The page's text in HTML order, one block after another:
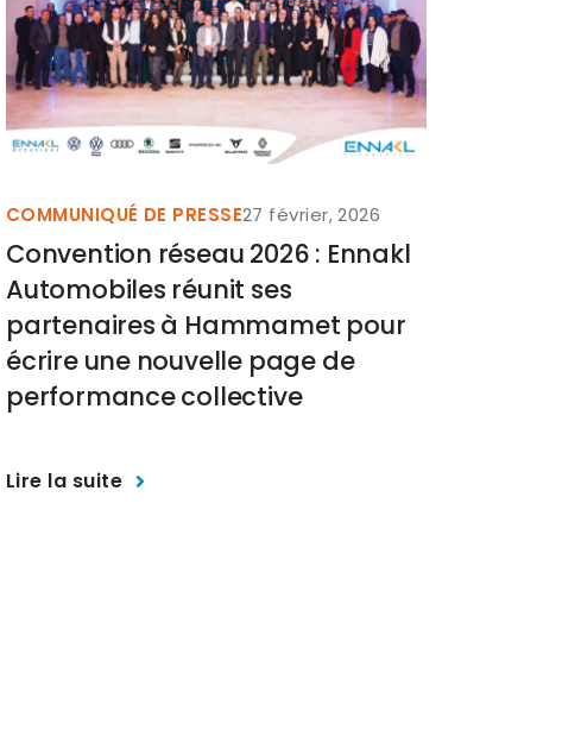
COMMUNIQUÉ DE PRESSE27 février, 2026
Convention réseau 2026 : Ennakl
Automobiles réunit ses
partenaires à Hammamet pour
écrire une nouvelle page de
performance collective
Lire la suite